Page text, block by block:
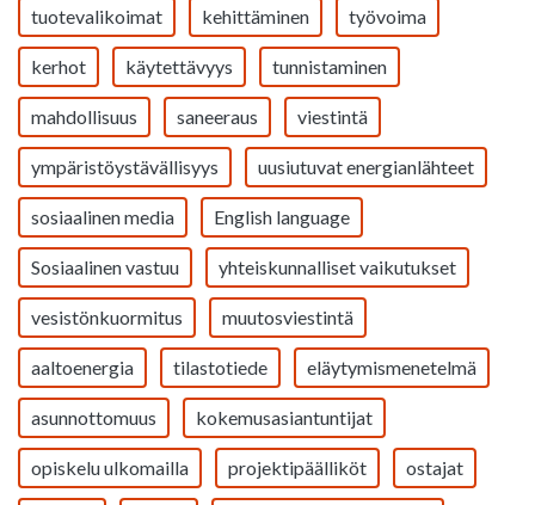
tuotevalikoimat kehittäminen työvoima
kerhot käytettävyys tunnistaminen
mahdollisuus saneeraus viestintä
ympäristöystävällisyys uusiutuvat energianlähteet
sosiaalinen media English language
Sosiaalinen vastuu yhteiskunnalliset vaikutukset
vesistönkuormitus muutosviestintä
aaltoenergia tilastotiede eläytymismenetelmä
asunnottomuus kokemusasiantuntijat
opiskelu ulkomailla projektipäälliköt ostajat